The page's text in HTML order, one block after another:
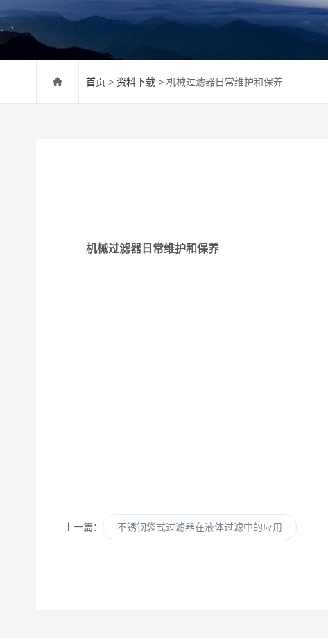
首页 > 资料下载 > 机械过滤器日常维护和保养
机械过滤器日常维护和保养
上一篇： 不锈钢袋式过滤器在液体过滤中的应用